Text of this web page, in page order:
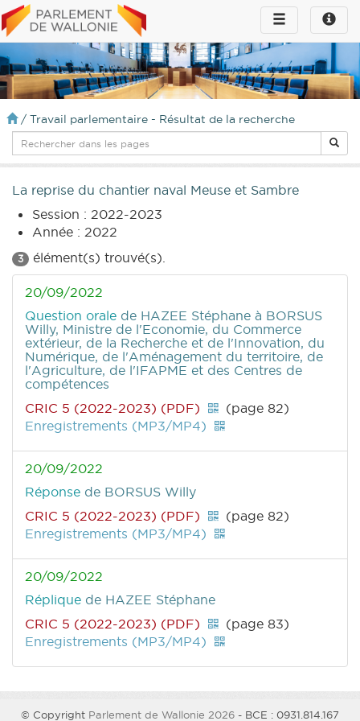
Toggle
infos
Toggle
navigation
/ Travail parlementaire - Résultat de la recherche
La reprise du chantier naval Meuse et Sambre
Session : 2022-2023
Année : 2022
3 élément(s) trouvé(s).
20/09/2022
Question orale de HAZEE Stéphane à BORSUS
Willy, Ministre de l'Economie, du Commerce
extérieur, de la Recherche et de l'Innovation, du
Numérique, de l'Aménagement du territoire, de
l'Agriculture, de l'IFAPME et des Centres de
compétences
CRIC 5 (2022-2023) (PDF)
(page 82)
Enregistrements (MP3/MP4)
20/09/2022
Réponse de BORSUS Willy
CRIC 5 (2022-2023) (PDF)
(page 82)
Enregistrements (MP3/MP4)
20/09/2022
Réplique de HAZEE Stéphane
CRIC 5 (2022-2023) (PDF)
(page 83)
Enregistrements (MP3/MP4)
© Copyright Parlement de Wallonie 2026 - BCE : 0931.814.167